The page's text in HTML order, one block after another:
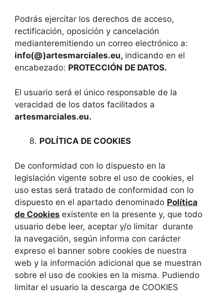
Podrás ejercitar los derechos de acceso,
rectificación, oposición y cancelación
medianteremitiendo un correo electrónico a:
info(@)artesmarciales.eu, indicando en el
encabezado: PROTECCIÓN DE DATOS.
El usuario será el único responsable de la
veracidad de los datos facilitados a
artesmarciales.eu.
POLÍTICA DE COOKIES
De conformidad con lo dispuesto en la
legislación vigente sobre el uso de cookies, el
uso estas será tratado de conformidad con lo
dispuesto en el apartado denominado Política
de Cookies existente en la presente y, que todo
usuario debe leer, aceptar y/o limitar durante
la navegación, según informa con carácter
expreso el banner sobre cookies de nuestra
web y la información adicional que se muestran
sobre el uso de cookies en la misma. Pudiendo
limitar el usuario la descarga de COOKIES